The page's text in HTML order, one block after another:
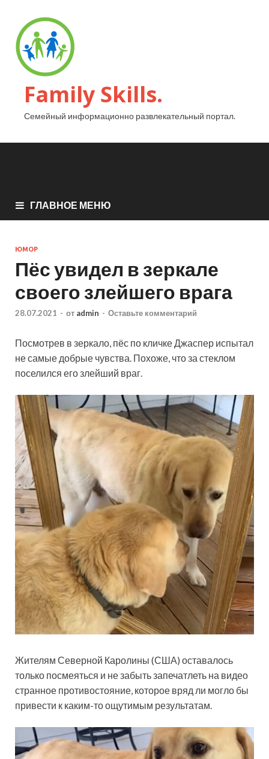
Family Skills.
Семейный информационно развлекательный портал.
ГЛАВНОЕ МЕНЮ
ЮМОР
Пёс увидел в зеркале
своего злейшего врага
28.07.2021 - от admin - Оставьте комментарий
Посмотрев в зеркало, пёс по кличке Джаспер испытал
не самые добрые чувства. Похоже, что за стеклом
поселился его злейший враг.
Жителям Северной Каролины (США) оставалось
только посмеяться и не забыть запечатлеть на видео
странное противостояние, которое вряд ли могло бы
привести к каким-то ощутимым результатам.